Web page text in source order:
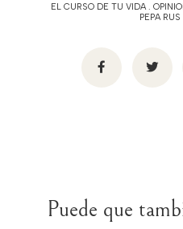
EL CURSO DE TU VIDA.
PEPA RUS
Puede que